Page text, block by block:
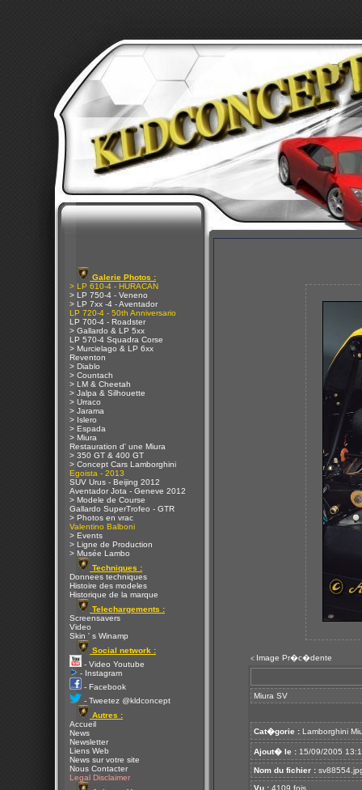
Galerie Photos :
> LP 610-4 - HURACAN
> LP 750-4 - Veneno
> LP 7xx -4 - Aventador
LP 720-4 - 50th Anniversario
LP 700-4 - Roadster
> Gallardo & LP 5xx
LP 570-4 Squadra Corse
> Murcielago & LP 6xx
Reventon
> Diablo
> Countach
> LM & Cheetah
> Jalpa & Silhouette
> Urraco
> Jarama
> Islero
> Espada
> Miura
Restauration d' une Miura
> 350 GT & 400 GT
> Concept Cars Lamborghini
Egoista - 2013
SUV Urus - Beijing 2012
Aventador Jota - Geneve 2012
> Modele de Course
Gallardo SuperTrofeo - GTR
> Photos en vrac
Valentino Balboni
> Events
> Ligne de Production
> Musée Lambo
Techniques :
Donnees techniques
Histoire des modeles
Historique de la marque
Telechargements :
Screensavers
Video
Skin ' s Winamp
Social network :
- Video Youtube
- Instagram
- Facebook
- Tweetez @kldconcept
Autres :
Accueil
News
Newsletter
Liens Web
News sur votre site
Nous Contacter
Legal Disclaimer
< Image Pr�c�dente
Miura SV
Cat�gorie : Lamborghini
Ajout� le : 15/09/2005
Nom du fichier :
Vu : 4109 fois